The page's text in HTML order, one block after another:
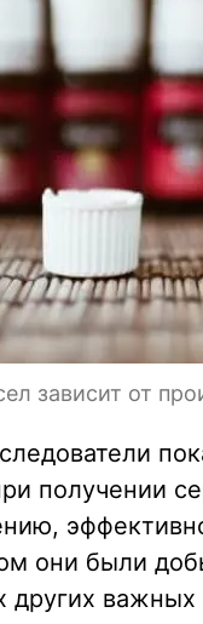
зависит от
получении
они были
других